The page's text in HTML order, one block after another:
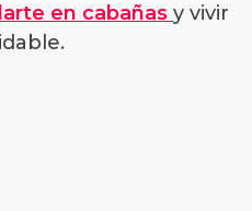
en cabañas y vivir